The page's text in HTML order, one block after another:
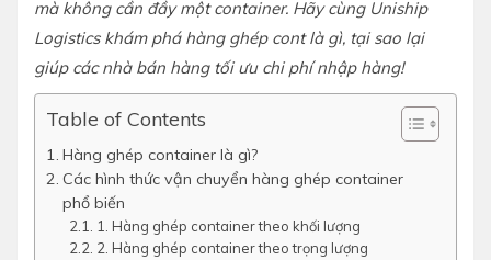
mà không cần đầy một container. Hãy cùng Uniship
Logistics khám phá hàng ghép cont là gì, tại sao lại
giúp các nhà bán hàng tối ưu chi phí nhập hàng!
Table of Contents
Hàng ghép container là gì?
Các hình thức vận chuyển hàng ghép container
phổ biến
1. Hàng ghép container theo khối lượng
2. Hàng ghép container theo trọng lượng